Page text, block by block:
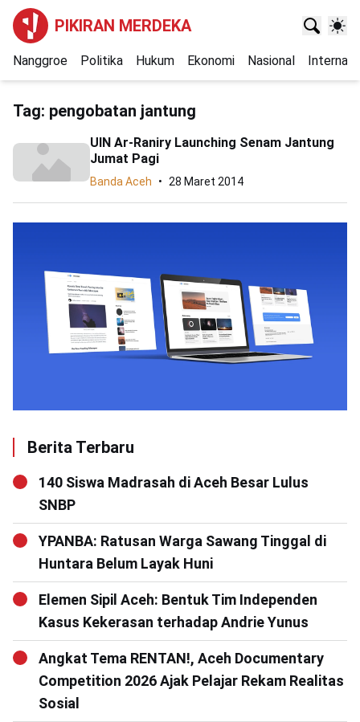
PIKIRAN MERDEKA
Nanggroe Politika Hukum Ekonomi Nasional
Tag: pengobatan jantung
UIN Ar-Raniry Launching Senam Jantung
Jumat Pagi
Banda Aceh 28 Maret 2014
Berita Terbaru
140 Siswa Madrasah di Aceh Besar Lulus
SNBP
YPANBA: Ratusan Warga Sawang Tinggal di
Huntara Belum Layak Huni
Elemen Sipil Aceh: Bentuk Tim Independen
Kasus Kekerasan terhadap Andrie Yunus
Angkat Tema RENTAN!, Aceh Documentary
Competition 2026 Ajak Pelajar Rekam Realitas
Sosial